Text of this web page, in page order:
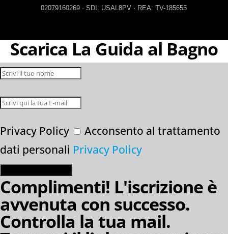
02079160269 · SDI: USAL8PV · REA: TV-185655
Scarica La Guida al Bagno
Privacy Policy
Acconsento al trattamento
dati personali Privacy Policy
Complimenti! L'iscrizione è
avvenuta con successo.
Controlla la tua mail.